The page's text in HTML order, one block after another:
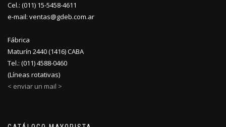
Cel.: (011) 15-5458-4611
e-mail: ventas@gdeb.com.ar
Fábrica
Maturín 2440 (1416) CABA
Tel.: (011) 4588-0460
(Líneas rotativas)
< enviar un mail >